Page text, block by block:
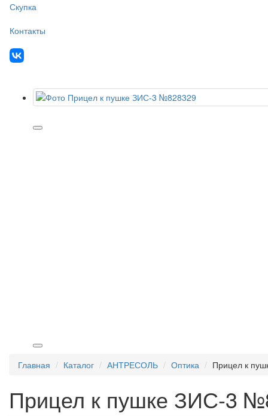
Скупка
Контакты
Главная Каталог АНТРЕСОЛЬ Оптика Прицел к
Прицел к пушке ЗИС-3